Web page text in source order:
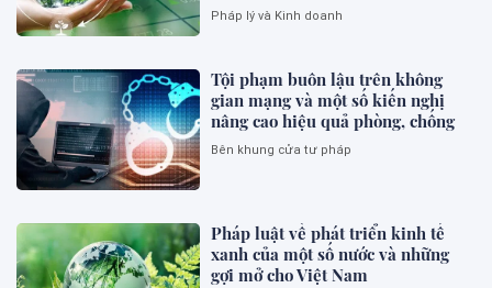
Pháp lý và Kinh doanh
Tội phạm buôn lậu trên không
gian mạng và một số kiến nghị
nâng cao hiệu quả phòng, chống
Bên khung cửa tư pháp
Pháp luật về phát triển kinh tế
xanh của một số nước và những
gợi mở cho Việt Nam